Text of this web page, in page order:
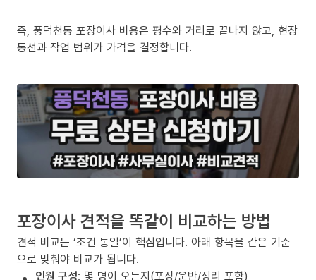
즉, 풍덕천동 포장이사 비용은 평수와 거리로 끝나지 않고, 현장
동선과 작업 범위가 가격을 결정합니다.
포장이사 견적을 똑같이 비교하는 방법
견적 비교는 ‘조건 통일’이 핵심입니다. 아래 항목을 같은 기준
으로 맞춰야 비교가 됩니다.
인원 구성: 몇 명이 오는지(포장/운반/정리 포함)